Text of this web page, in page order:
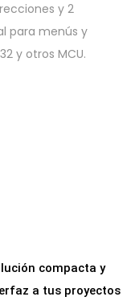
y 2
para menús y
y otros MCU.
compacta y
a tus proyectos